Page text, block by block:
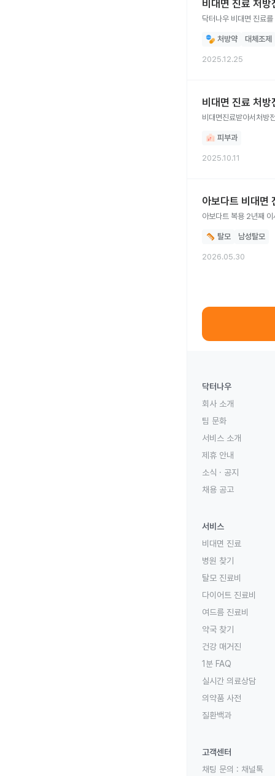
비대면 진료 처
닥터나우 비대면 진료
처방약 대체조제
2025.12.25
비대면 진료 처
비대면진료받아서처방
피부과
2025.10.11
아보다트 비대면
아보다트 복용 2년째
탈모 남성탈모
2026.05.30
닥터나우
회사 소개
팀 문화
서비스 소개
제휴 안내
소식 · 공지
채용 공고
서비스
비대면 진료
병원 찾기
탈모 진료비
다이어트 진료비
여드름 진료비
약국 찾기
건강 매거진
1분 FAQ
실시간 의료상담
의약품 사전
질환백과
고객센터
채팅 문의 : 채널톡